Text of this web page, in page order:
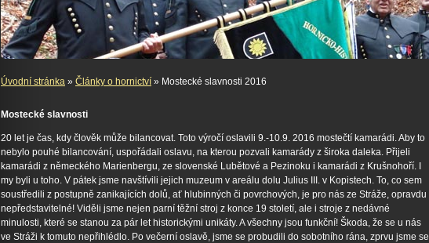
Úvodní stránka » Články o hornictví » Mostecké slavnosti 2016
Mostecké slavnosti
20 let je čas, kdy člověk může bilancovat. Toto výročí oslavili 9.-10.9. 2016 mostečtí kamarádi. Aby to
nebylo pouhé bilancování, uspořádali oslavu, na kterou pozvali kamarády z široka daleka. Přijeli
kamarádi z německého Marienbergu, ze slovenské Lubětové a Pezinoku i kamarádi z Krušnohoří. I
my byli u toho. V pátek jsme navštívili jejich muzeum v areálu dolu Julius III. v Kopistech. To, co sem
soustředili z postupně zanikajících dolů, ať hlubinných či povrchových, je pro nás ze Stráže, opravdu
nepředstavitelné! Viděli jsme nejen parní těžní stroj z konce 19 století, ale i stroje z nedávné
minulosti, které se stanou za pár let historickými unikáty. A všechny jsou funkční! Škoda, že se u nás
ve Stráži k tomuto nepřihlédlo. Po večerní oslavě, jsme se probudili do sobotního rána, zprvu jsme se